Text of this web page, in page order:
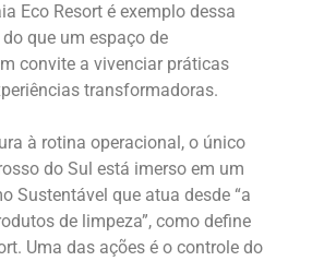
Eco Resort é exemplo dessa
que um espaço de
convite a vivenciar práticas
transformadoras.
à rotina operacional, o único
do Sul está imerso em um
Sustentável que atua desde “a
de limpeza”, como define
Uma das ações é o controle do